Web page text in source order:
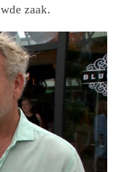
zaak.